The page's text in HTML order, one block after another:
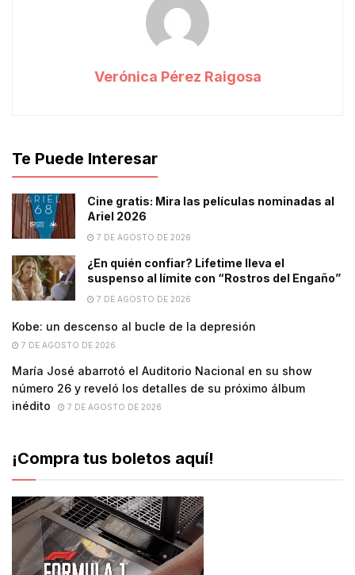
Verónica Pérez Raigosa
Te Puede Interesar
Cine gratis: Mira las películas nominadas al
Ariel 2026
7 DE AGOSTO DE 2026
¿En quién confiar? Lifetime lleva el
suspenso al límite con “Rostros del Engaño”
7 DE AGOSTO DE 2026
Kobe: un descenso al bucle de la depresión
7 DE AGOSTO DE 2026
María José abarrotó el Auditorio Nacional en su show
número 26 y reveló los detalles de su próximo álbum
inédito
7 DE AGOSTO DE 2026
¡Compra tus boletos aquí!